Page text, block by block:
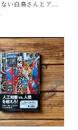
い白鳥さんとアー
く | 川内 有緒